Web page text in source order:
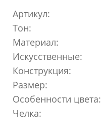
Артикул:
Тон:
Материал:
Искусственные:
Конструкция:
Размер:
Особенности цвета:
Челка: